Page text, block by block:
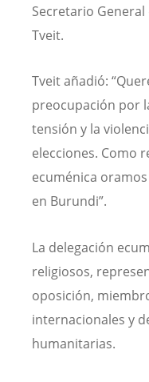
Secretario General
Tveit.
Tveit añadió:
preocupación por
tensión y la
elecciones. Como
ecuménica
en Burundi”.
La delegación
religiosos,
oposición,
internacionales y
humanitarias.